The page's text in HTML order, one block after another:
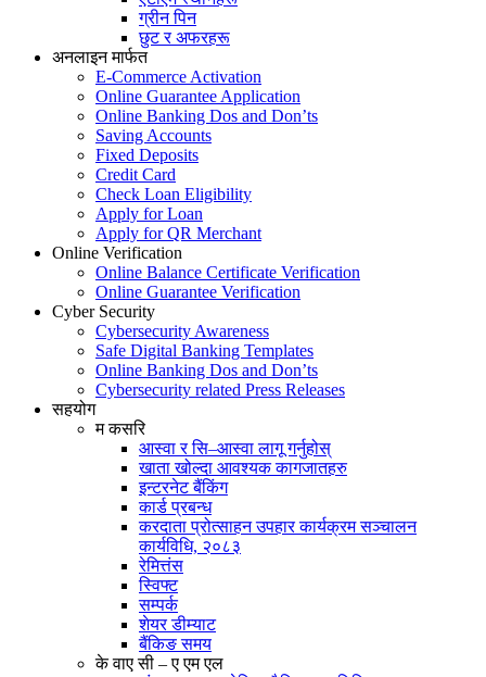
ग्रीन पिन
छुट र अफरहरू
अनलाइन मार्फत
E-Commerce Activation
Online Guarantee Application
Online Banking Dos and Don’ts
Saving Accounts
Fixed Deposits
Credit Card
Check Loan Eligibility
Apply for Loan
Apply for QR Merchant
Online Verification
Online Balance Certificate Verification
Online Guarantee Verification
Cyber Security
Cybersecurity Awareness
Safe Digital Banking Templates
Online Banking Dos and Don’ts
Cybersecurity related Press Releases
सहयोग
म कसरि
आस्वा र सि–आस्वा लागू गर्नुहोस्
खाता खोल्दा आवश्यक कागजातहरु
इन्टरनेट बैंकिंग
कार्ड प्रबन्ध
करदाता प्रोत्साहन उपहार कार्यक्रम सञ्चालन
कार्यविधि, २०८३
रेमित्तंस
स्विफ्ट
सम्पर्क
शेयर डीम्याट
बैंकिङ समय
के वाए सी – ए एम एल